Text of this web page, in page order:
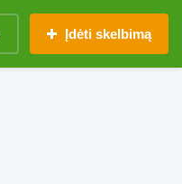
Įdėti skelbimą